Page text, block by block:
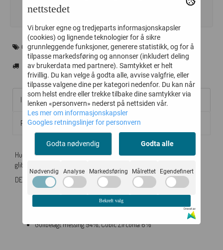
ORELIA
Informasjon
Produsent
Huggie hoops fra Orelia med den aller søteste charmsen - en liten
glitrende lås.
DETALJER:
Diameter: 10mm (Hoop)
Gullbelagt messing 94%, Cubic Zirconia 6%
nettstedet
Vi bruker egne og tredjeparts informasjonskapsler
(cookies) og lignende teknologier for å sikre
grunnleggende funksjoner, generere statistikk, og for å
tilpasse markedsføring og annonser (inkludert deling
av brukerdata med partnere). Samtykket er helt
frivillig. Du kan velge å godta alle, avvise valgfrie, eller
tilpasse valgene dine per kategori nedenfor. Du kan når
som helst endre eller trekke tilbake dine samtykker via
lenken «personvern» nederst på nettsiden vår.
Les mer om informasjonskapsler
Googles retningslinjer for personvern
Godta nødvendig Godta alle
Nødvendig Analyse Markedsføring Målrettet Egendefinert
Bekreft valg
Drevet av